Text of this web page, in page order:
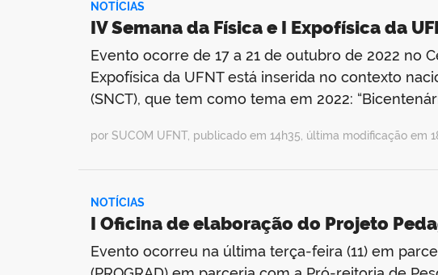
NOTÍCIAS
IV Semana da Física e I Expofísica da
Evento ocorre de 17 a 21 de outubro de 2022 no
Expofísica da UFNT está inserida no contexto
(SNCT), que tem como tema em 2022:
por SUCOM UFNT, publicado em 14h35, última modificação em
NOTÍCIAS
I Oficina de elaboração do Projeto
Evento ocorreu na última terça-feira (11) em